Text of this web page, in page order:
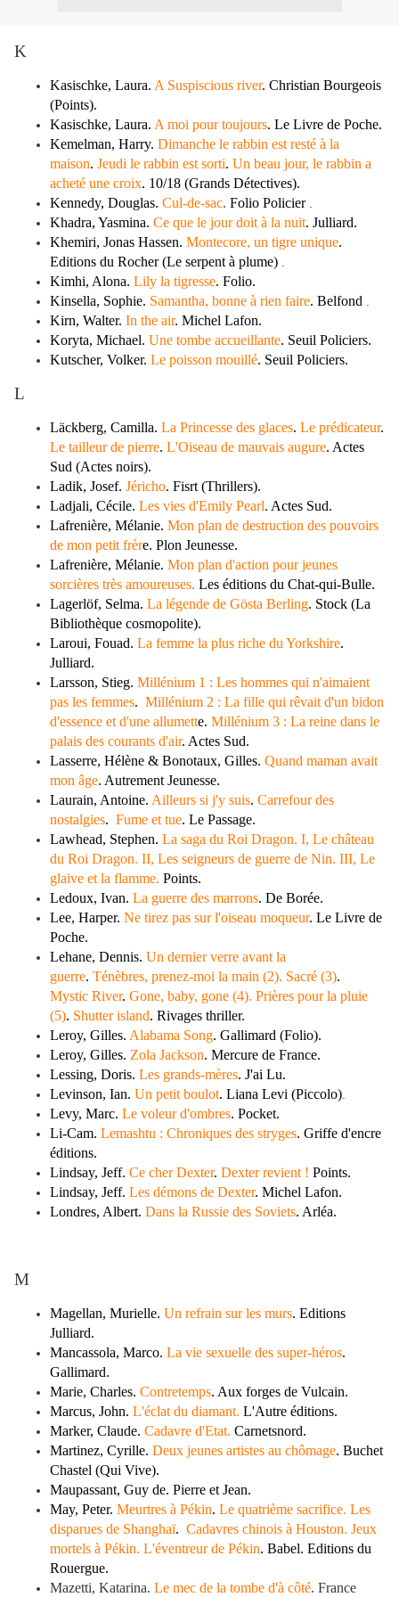
K
Kasischke, Laura. A Suspiscious river. Christian Bourgeois
(Points).
Kasischke, Laura. A moi pour toujours. Le Livre de Poche.
Kemelman, Harry. Dimanche le rabbin est resté à la
maison. Jeudi le rabbin est sorti. Un beau jour, le rabbin a
acheté une croix. 10/18 (Grands Détectives).
Kennedy, Douglas. Cul-de-sac. Folio Policier.
Khadra, Yasmina. Ce que le jour doit à la nuit. Julliard.
Khemiri, Jonas Hassen. Montecore, un tigre unique.
Editions du Rocher (Le serpent à plume)
Kimhi, Alona. Lily la tigresse. Folio.
Kinsella, Sophie. Samantha, bonne à rien faire. Belfond
Kirn, Walter. In the air. Michel Lafon.
Koryta, Michael. Une tombe accueillante. Seuil Policiers.
Kutscher, Volker. Le poisson mouillé. Seuil Policiers.
L
Läckberg, Camilla. La Princesse des glaces. Le prédicateur.
Le tailleur de pierre. L'Oiseau de mauvais augure. Actes
Sud (Actes noirs).
Ladik, Josef. Jéricho. Fisrt (Thrillers).
Ladjali, Cécile. Les vies d'Emily Pearl. Actes Sud.
Lafrenière, Mélanie. Mon plan de destruction des pouvoirs
de mon petit frère. Plon Jeunesse.
Lafrenière, Mélanie. Mon plan d'action pour jeunes
sorcières très amoureuses. Les éditions du Chat-qui-Bulle.
Lagerlöf, Selma. La légende de Gösta Berling. Stock (La
Bibliothèque cosmopolite).
Laroui, Fouad. La femme la plus riche du Yorkshire.
Julliard.
Larsson, Stieg. Millénium 1 : Les hommes qui n'aimaient
pas les femmes. Millénium 2 : La fille qui rêvait d'un bidon
d'essence et d'une allumette. Millénium 3 : La reine dans le
palais des courants d'air. Actes Sud.
Lasserre, Hélène & Bonotaux, Gilles. Quand maman avait
mon âge. Autrement Jeunesse.
Laurain, Antoine. Ailleurs si j'y suis. Carrefour des
nostalgies. Fume et tue. Le Passage.
Lawhead, Stephen. La saga du Roi Dragon. I, Le château
du Roi Dragon. II, Les seigneurs de guerre de Nin. III, Le
glaive et la flamme. Points.
Ledoux, Ivan. La guerre des marrons. De Borée.
Lee, Harper. Ne tirez pas sur l'oiseau moqueur. Le Livre de
Poche.
Lehane, Dennis. Un dernier verre avant la
guerre. Ténèbres, prenez-moi la main (2). Sacré (3).
Mystic River. Gone, baby, gone (4). Prières pour la pluie
(5). Shutter island. Rivages thriller.
Leroy, Gilles. Alabama Song. Gallimard (Folio).
Leroy, Gilles. Zola Jackson. Mercure de France.
Lessing, Doris. Les grands-mères. J'ai Lu.
Levinson, Ian. Un petit boulot. Liana Levi (Piccolo)
Levy, Marc. Le voleur d'ombres. Pocket.
Li-Cam. Lemashtu : Chroniques des stryges. Griffe d'encre
éditions.
Lindsay, Jeff. Ce cher Dexter. Dexter revient ! Points.
Lindsay, Jeff. Les démons de Dexter. Michel Lafon.
Londres, Albert. Dans la Russie des Soviets. Arléa.
M
Magellan, Murielle. Un refrain sur les murs. Editions
Julliard.
Mancassola, Marco. La vie sexuelle des super-héros.
Gallimard.
Marie, Charles. Contretemps. Aux forges de Vulcain.
Marcus, John. L'éclat du diamant. L'Autre éditions.
Marker, Claude. Cadavre d'Etat. Carnetsnord.
Martinez, Cyrille. Deux jeunes artistes au chômage. Buchet
Chastel (Qui Vive).
Maupassant, Guy de. Pierre et Jean.
May, Peter. Meurtres à Pékin. Le quatrième sacrifice. Les
disparues de Shanghaï. Cadavres chinois à Houston. Jeux
mortels à Pékin. L'éventreur de Pékin. Babel. Editions du
Rouergue.
Mazetti, Katarina. Le mec de la tombe d'à côté. France